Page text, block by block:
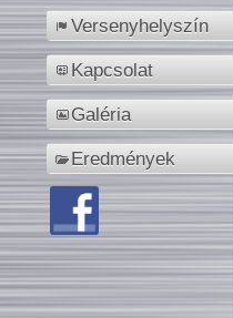
Versenyhelyszín
Kapcsolat
Galéria
Eredmények